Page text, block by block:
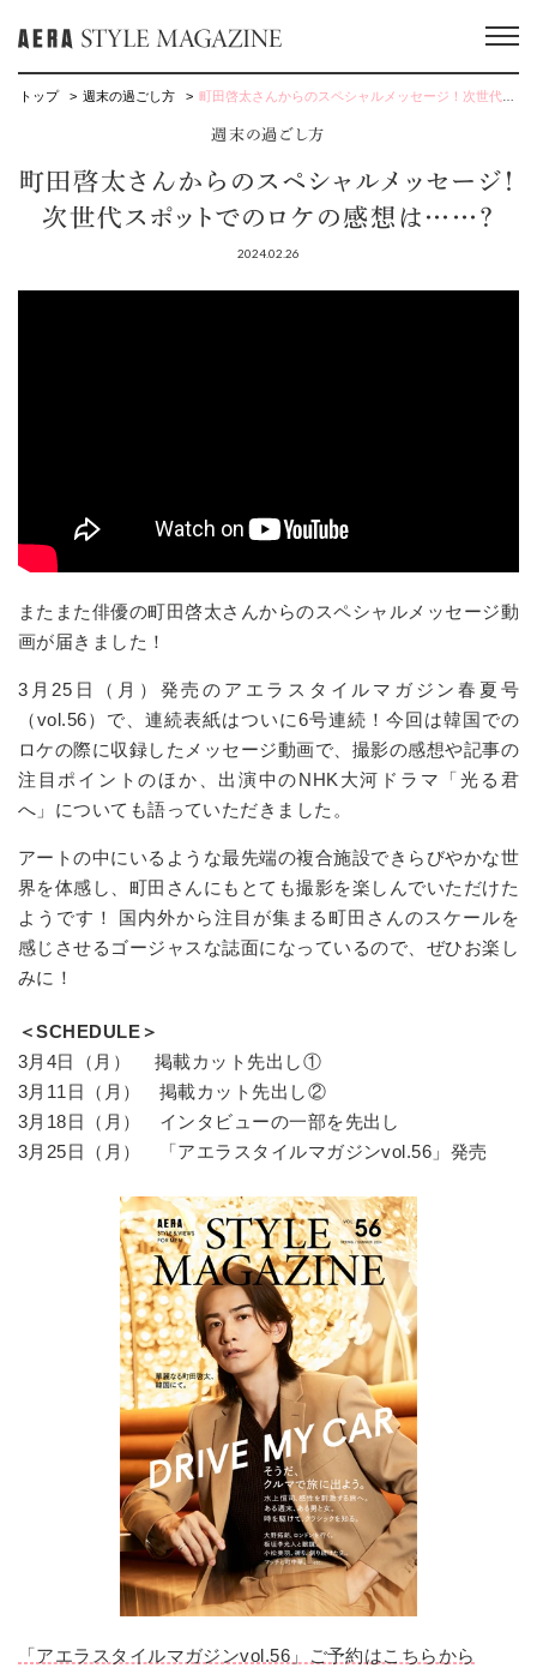
トップ 週末の過ごし方 町田啓太さんからのスペシャルメッセージ！次世代スポットでのロケの感想は……？
週末の過ごし方
町田啓太さんからのスペシャルメッセージ！
次世代スポットでのロケの感想は……？
2024.02.26
またまた俳優の町田啓太さんからのスペシャルメッセージ動
画が届きました！
3月25日（月）発売のアエラスタイルマガジン春夏号
（vol.56）で、連続表紙はついに6号連続！今回は韓国での
ロケの際に収録したメッセージ動画で、撮影の感想や記事の
注目ポイントのほか、出演中のNHK大河ドラマ「光る君
へ」についても語っていただきました。
アートの中にいるような最先端の複合施設できらびやかな世
界を体感し、町田さんにもとても撮影を楽しんでいただけた
ようです！ 国内外から注目が集まる町田さんのスケールを
感じさせるゴージャスな誌面になっているので、ぜひお楽し
みに！
＜SCHEDULE＞
3月4日（月） 掲載カット先出し①
3月11日（月） 掲載カット先出し②
3月18日（月） インタビューの一部を先出し
3月25日（月） 「アエラスタイルマガジンvol.56」発売
「アエラスタイルマガジンvol.56」ご予約はこちらから